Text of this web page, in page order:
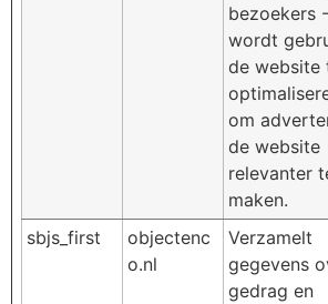
bezoekers
wordt
de website
om
de website
relevanter
maken.
sbjs_first
objectenc
o.nl
Verzamelt
gegevens
gedrag en